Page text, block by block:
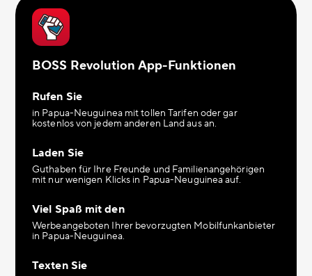
BOSS Revolution App-Funktionen
Rufen Sie
in Papua-Neuguinea mit tollen Tarifen oder gar
kostenlos von jedem anderen Land aus an.
Laden Sie
Guthaben für Ihre Freunde und Familienangehörigen
mit nur wenigen Klicks in Papua-Neuguinea auf.
Viel Spaß mit den
Werbeangeboten Ihrer bevorzugten Mobilfunkanbieter
in Papua-Neuguinea.
Texten Sie